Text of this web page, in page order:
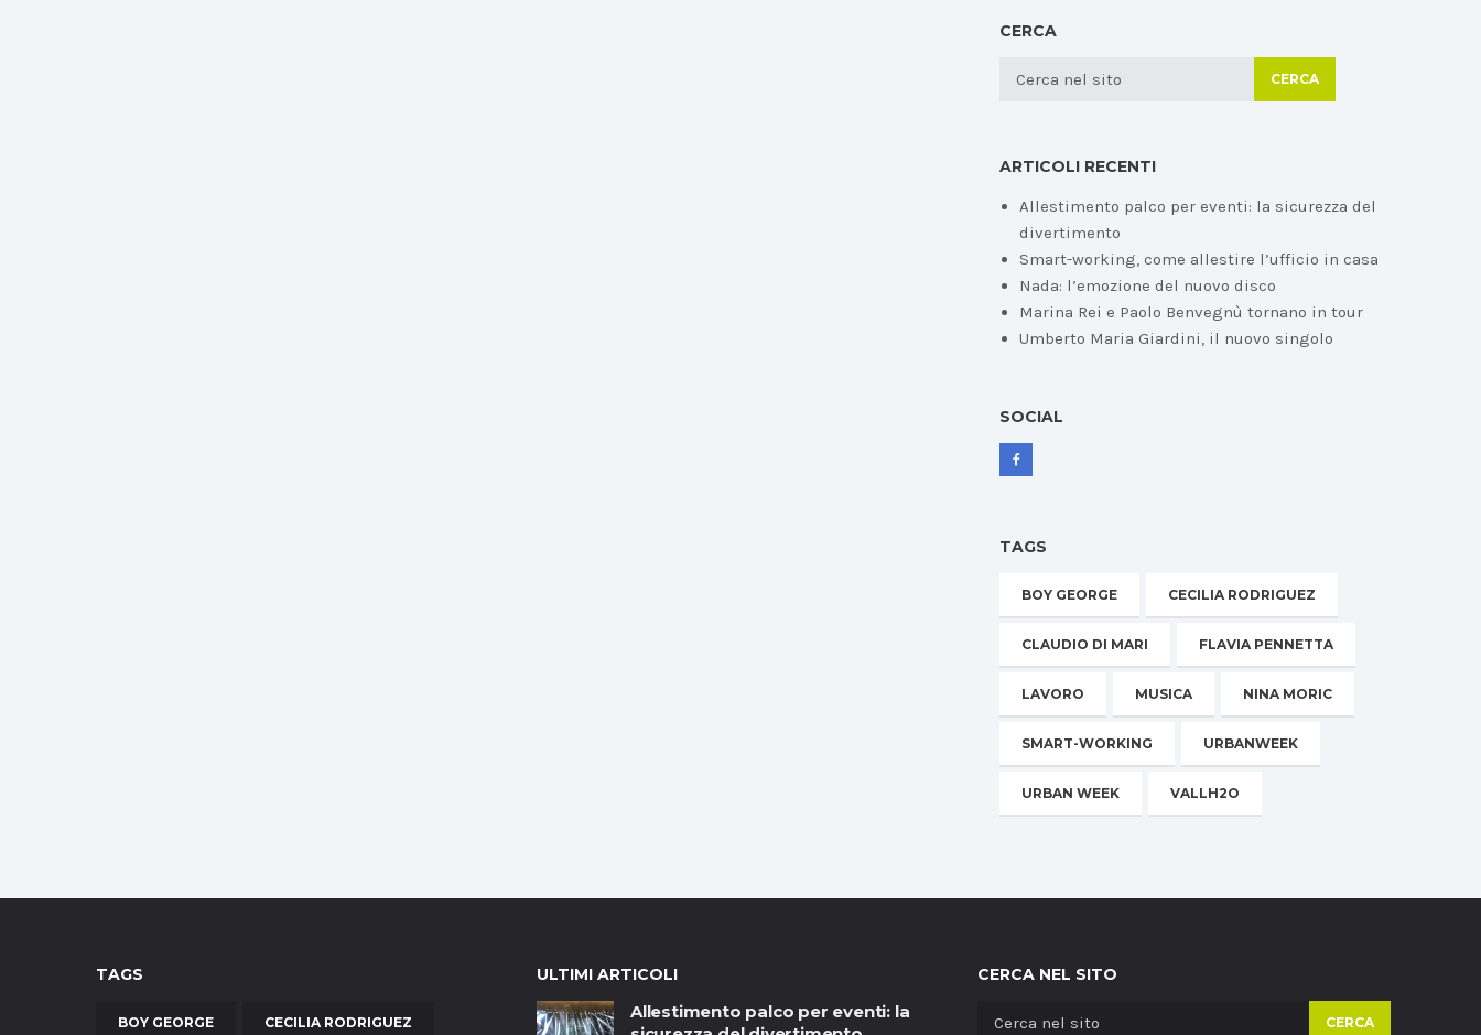
CERCA
CERCA
ARTICOLI RECENTI
Allestimento palco per eventi: la sicurezza del
divertimento
Smart-working, come allestire l’ufficio in casa
Nada: l’emozione del nuovo disco
Marina Rei e Paolo Benvegnù tornano in tour
Umberto Maria Giardini, il nuovo singolo
SOCIAL
TAGS
BOY GEORGE CECILIA RODRIGUEZ
CLAUDIO DI MARI FLAVIA PENNETTA
LAVORO MUSICA NINA MORIC
SMART-WORKING URBANWEEK
URBAN WEEK VALLH2O
TAGS
BOY GEORGE CECILIA RODRIGUEZ
ULTIMI ARTICOLI
Allestimento palco per eventi: la
CERCA NEL SITO
CERCA